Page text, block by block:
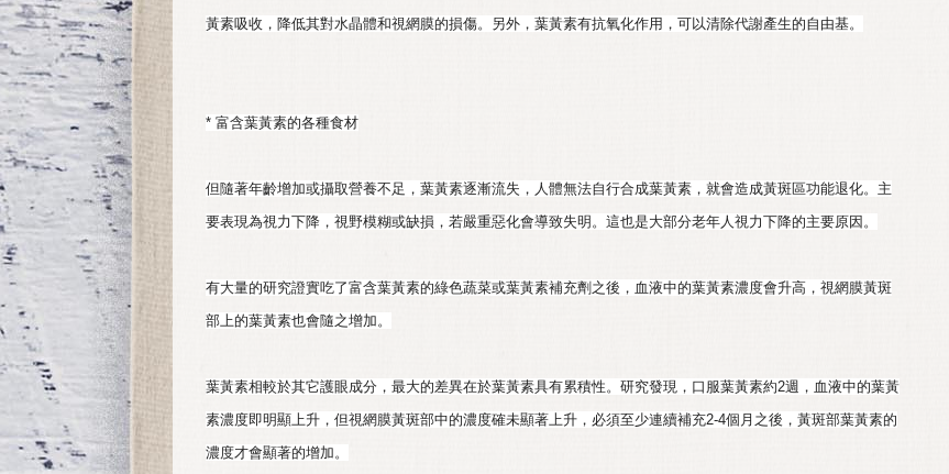
黃素吸收，降低其對水晶體和視網膜的損傷。另外，葉黃素有抗氧化作用，可以清除代謝產生的自由基。
* 富含葉黃素的各種食材
但隨著年齡增加或攝取營養不足，葉黃素逐漸流失，人體無法自行合成葉黃素，就會造成黃斑區功能退化。主
要表現為視力下降，視野模糊或缺損，若嚴重惡化會導致失明。這也是大部分老年人視力下降的主要原因。
有大量的研究證實吃了富含葉黃素的綠色蔬菜或葉黃素補充劑之後，血液中的葉黃素濃度會升高，視網膜黃斑
部上的葉黃素也會隨之增加。
葉黃素相較於其它護眼成分，最大的差異在於葉黃素具有累積性。研究發現，口服葉黃素約2週，血液中的葉黃
素濃度即明顯上升，但視網膜黃斑部中的濃度確未顯著上升，必須至少連續補充2-4個月之後，黃斑部葉黃素的
濃度才會顯著的增加。